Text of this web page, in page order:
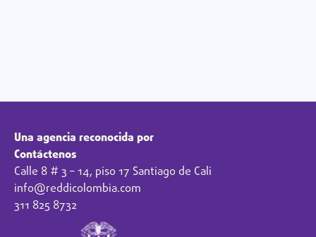
Una agencia reconocida por
Contáctenos
Calle 8 # 3 – 14, piso 17 Santiago de Cali
info@reddicolombia.com
311 825 8732